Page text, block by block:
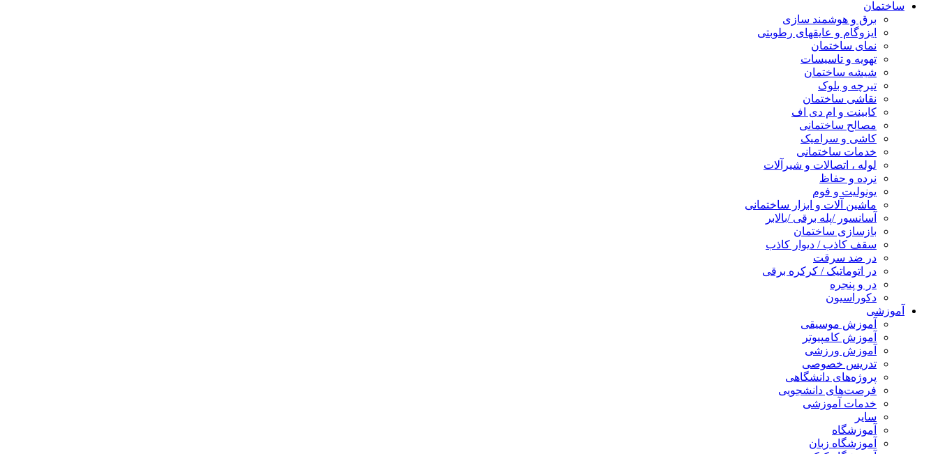
ساختمان
برق و هوشمند سازی
ایزوگام و عایقهای رطوبتی
نمای ساختمان
تهویه و تاسیسات
شیشه ساختمان
تیرچه و بلوک
نقاشی ساختمان
کابینت و ام دی اف
مصالح ساختمانی
کاشی و سرامیک
خدمات ساختمانی
لوله ، اتصالات و شیرآلات
نرده و حفاظ
یونولیت و فوم
ماشین آلات و ابزار ساختمانی
آسانسور /پله برقی /بالابر
بازسازی ساختمان
سقف کاذب / دیوار کاذب
در ضد سرقت
در اتوماتیک / کرکره برقی
در و پنجره
دکوراسیون
آموزشی
آموزش موسیقی
آموزش کامپیوتر
آموزش ورزشی
تدریس خصوصی
پروژه‌های دانشگاهی
فرصت‌های دانشجویی
خدمات آموزشی
سایر
آموزشگاه
آموزشگاه زبان